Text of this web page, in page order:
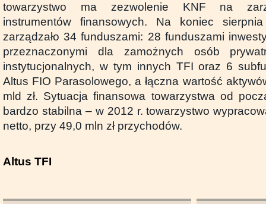
towarzystwo ma zezwolenie KNF na
instrumentów finansowych. Na koniec
zarządzało 34 funduszami: 28 funduszami
przeznaczonymi dla zamożnych osób
instytucjonalnych, w tym innych TFI oraz 6
Altus FIO Parasolowego, a łączna wartość
mld zł. Sytuacja finansowa towarzystwa od
bardzo stabilna – w 2012 r. towarzystwo
netto, przy 49,0 mln zł przychodów.
Altus TFI